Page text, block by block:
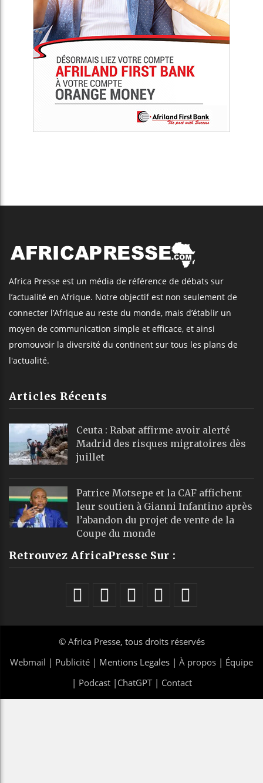
Africa Presse est un média de référence de débats sur
l’actualité en Afrique. Notre objectif est non seulement de
connecter l’Afrique au reste du monde, mais d’établir un
moyen de communication simple et efficace, et ainsi
promouvoir la diversité du continent sur tous les plans de
l'actualité.
Articles Récents
Ceuta : Rabat affirme avoir alerté
Madrid des risques migratoires dès
juillet
Patrice Motsepe et la CAF affichent
leur soutien à Gianni Infantino après
l’abandon du projet de vente de la
Coupe du monde
Retrouvez AfricaPresse Sur :
© Africa Presse, tous droits réservés
Webmail | Publicité | Mentions Legales | À propos | Équipe
| Podcast| ChatGPT| Contact